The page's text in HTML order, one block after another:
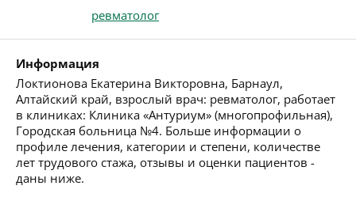
ревматолог
Информация
Локтионова Екатерина Викторовна, Барнаул,
Алтайский край, взрослый врач: ревматолог, работает
в клиниках: Клиника «Антуриум» (многопрофильная),
Городская больница №4. Больше информации о
профиле лечения, категории и степени, количестве
лет трудового стажа, отзывы и оценки пациентов -
даны ниже.